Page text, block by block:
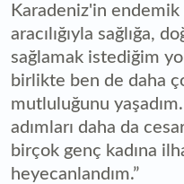
Karadeniz'in
aracılığıyla sağlığa,
sağlamak istediğim
birlikte ben de daha
mutluluğunu
adımları daha da
birçok genç kadına
heyecanlandım.”